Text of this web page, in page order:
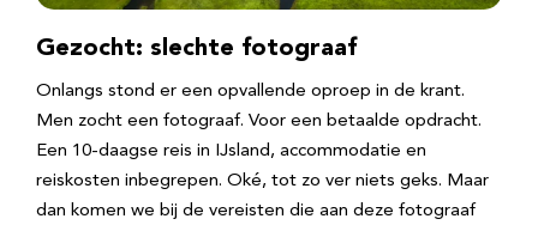
Gezocht: slechte fotograaf
Onlangs stond er een opvallende oproep in de krant.
Men zocht een fotograaf. Voor een betaalde opdracht.
Een 10-daagse reis in IJsland, accommodatie en
reiskosten inbegrepen. Oké, tot zo ver niets geks. Maar
dan komen we bij de vereisten die aan deze fotograaf